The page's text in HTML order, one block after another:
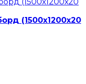
(1500х1200х20